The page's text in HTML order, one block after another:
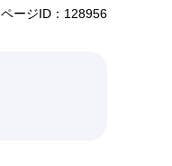
ページID：128956